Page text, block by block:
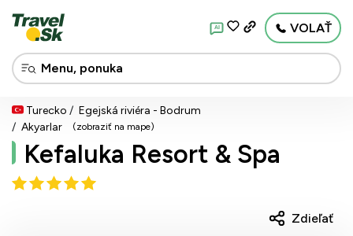
AI VOLAŤ
Turecko
Egejská riviéra - Bodrum
Akyarlar
(zobraziť na mape)
Kefaluka Resort & Spa
Zdieľať